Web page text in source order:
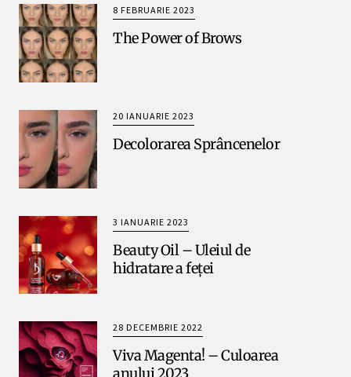
The Power of Brows
Decolorarea Sprâncenelor
Beauty Oil – Uleiul de
hidratare a feței
Viva Magenta! – Culoarea
anului 2023